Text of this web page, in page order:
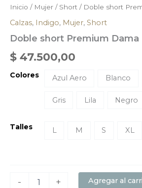
Inicio / Mujer / Short / Doble short
Calzas, Indigo, Mujer, Short
Doble short Premium Dama
$ 47.500,00
Colores Azul Aero Blanco
Gris Lila Negro
Talles L M S XL
- + Agregar al